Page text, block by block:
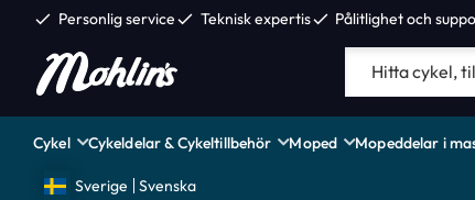
check Personlig servicecheck Teknisk expertischeck Pålitlighet och
Cykel Cykeldelar & Cykeltillbehör Moped Mopeddelar i
Sverige Svenska